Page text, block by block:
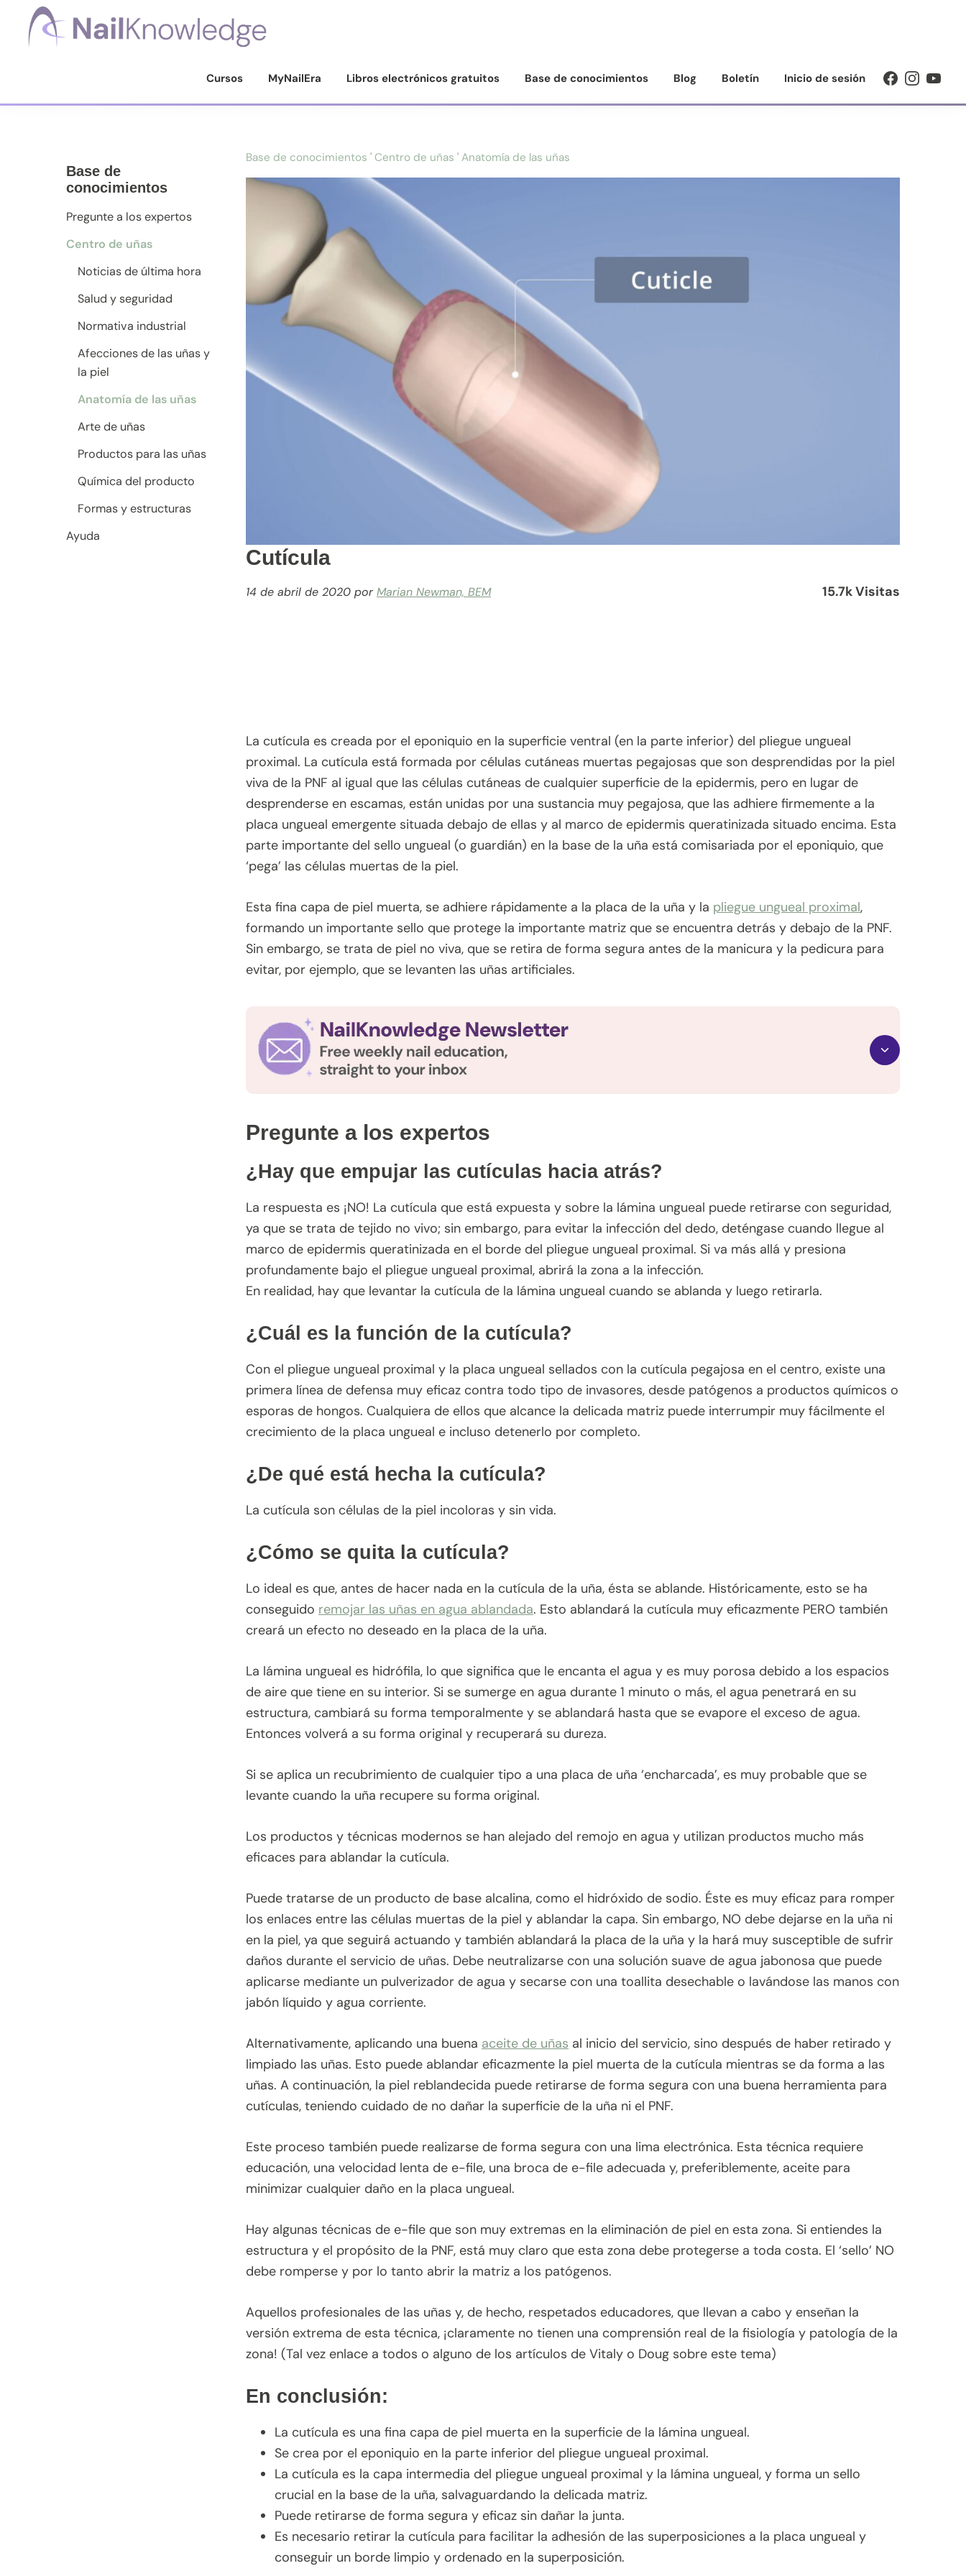
Saltar
Saltar
contenido
Saltar
Cursos MyNailEra Libros electrónicos gratuitos Base de conocimientos Blog Boletín Inicio de sesión
Base de
conocimientos
Pregunte a los expertos
Centro de uñas
Noticias de última hora
Salud y seguridad
Normativa industrial
Afecciones de las uñas y
la piel
Anatomía de las uñas
Arte de uñas
Productos para las uñas
Química del producto
Formas y estructuras
Ayuda
Base de conocimientos ' Centro de uñas ' Anatomía de las uñas
Cutícula
14 de abril de 2020 porMarian Newman, BEM 15.7k Visitas
La cutícula es creada por el eponiquio en la superficie ventral (en la parte inferior) del pliegue ungueal
proximal. La cutícula está formada por células cutáneas muertas pegajosas que son desprendidas por la piel
viva de la PNF al igual que las células cutáneas de cualquier superficie de la epidermis, pero en lugar de
desprenderse en escamas, están unidas por una sustancia muy pegajosa, que las adhiere firmemente a la
placa ungueal emergente situada debajo de ellas y al marco de epidermis queratinizada situado encima. Esta
parte importante del sello ungueal (o guardián) en la base de la uña está comisariada por el eponiquio, que
‘pega’ las células muertas de la piel.
Esta fina capa de piel muerta, se adhiere rápidamente a la placa de la uña y la pliegue ungueal proximal,
formando un importante sello que protege la importante matriz que se encuentra detrás y debajo de la PNF.
Sin embargo, se trata de piel no viva, que se retira de forma segura antes de la manicura y la pedicura para
evitar, por ejemplo, que se levanten las uñas artificiales.
Pregunte a los expertos
¿Hay que empujar las cutículas hacia atrás?
La respuesta es ¡NO! La cutícula que está expuesta y sobre la lámina ungueal puede retirarse con seguridad,
ya que se trata de tejido no vivo; sin embargo, para evitar la infección del dedo, deténgase cuando llegue al
marco de epidermis queratinizada en el borde del pliegue ungueal proximal. Si va más allá y presiona
profundamente bajo el pliegue ungueal proximal, abrirá la zona a la infección.
En realidad, hay que levantar la cutícula de la lámina ungueal cuando se ablanda y luego retirarla.
¿Cuál es la función de la cutícula?
Con el pliegue ungueal proximal y la placa ungueal sellados con la cutícula pegajosa en el centro, existe una
primera línea de defensa muy eficaz contra todo tipo de invasores, desde patógenos a productos químicos o
esporas de hongos. Cualquiera de ellos que alcance la delicada matriz puede interrumpir muy fácilmente el
crecimiento de la placa ungueal e incluso detenerlo por completo.
¿De qué está hecha la cutícula?
La cutícula son células de la piel incoloras y sin vida.
¿Cómo se quita la cutícula?
Lo ideal es que, antes de hacer nada en la cutícula de la uña, ésta se ablande. Históricamente, esto se ha
conseguido remojar las uñas en agua ablandada. Esto ablandará la cutícula muy eficazmente PERO también
creará un efecto no deseado en la placa de la uña.
La lámina ungueal es hidrófila, lo que significa que le encanta el agua y es muy porosa debido a los espacios
de aire que tiene en su interior. Si se sumerge en agua durante 1 minuto o más, el agua penetrará en su
estructura, cambiará su forma temporalmente y se ablandará hasta que se evapore el exceso de agua.
Entonces volverá a su forma original y recuperará su dureza.
Si se aplica un recubrimiento de cualquier tipo a una placa de uña ‘encharcada’, es muy probable que se
levante cuando la uña recupere su forma original.
Los productos y técnicas modernos se han alejado del remojo en agua y utilizan productos mucho más
eficaces para ablandar la cutícula.
Puede tratarse de un producto de base alcalina, como el hidróxido de sodio. Éste es muy eficaz para romper
los enlaces entre las células muertas de la piel y ablandar la capa. Sin embargo, NO debe dejarse en la uña ni
en la piel, ya que seguirá actuando y también ablandará la placa de la uña y la hará muy susceptible de sufrir
daños durante el servicio de uñas. Debe neutralizarse con una solución suave de agua jabonosa que puede
aplicarse mediante un pulverizador de agua y secarse con una toallita desechable o lavándose las manos con
jabón líquido y agua corriente.
Alternativamente, aplicando una buena aceite de uñas al inicio del servicio, sino después de haber retirado y
limpiado las uñas. Esto puede ablandar eficazmente la piel muerta de la cutícula mientras se da forma a las
uñas. A continuación, la piel reblandecida puede retirarse de forma segura con una buena herramienta para
cutículas, teniendo cuidado de no dañar la superficie de la uña ni el PNF.
Este proceso también puede realizarse de forma segura con una lima electrónica. Esta técnica requiere
educación, una velocidad lenta de e-file, una broca de e-file adecuada y, preferiblemente, aceite para
minimizar cualquier daño en la placa ungueal.
Hay algunas técnicas de e-file que son muy extremas en la eliminación de piel en esta zona. Si entiendes la
estructura y el propósito de la PNF, está muy claro que esta zona debe protegerse a toda costa. El ‘sello’ NO
debe romperse y por lo tanto abrir la matriz a los patógenos.
Aquellos profesionales de las uñas y, de hecho, respetados educadores, que llevan a cabo y enseñan la
versión extrema de esta técnica, ¡claramente no tienen una comprensión real de la fisiología y patología de la
zona! (Tal vez enlace a todos o alguno de los artículos de Vitaly o Doug sobre este tema)
En conclusión:
La cutícula es una fina capa de piel muerta en la superficie de la lámina ungueal.
Se crea por el eponiquio en la parte inferior del pliegue ungueal proximal.
La cutícula es la capa intermedia del pliegue ungueal proximal y la lámina ungueal, y forma un sello
crucial en la base de la uña, salvaguardando la delicada matriz.
Puede retirarse de forma segura y eficaz sin dañar la junta.
Es necesario retirar la cutícula para facilitar la adhesión de las superposiciones a la placa ungueal y
conseguir un borde limpio y ordenado en la superposición.